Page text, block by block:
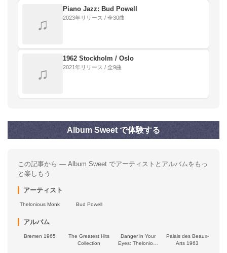
♫
Piano Jazz: Bud Powell
2023年リリース / 全30曲
♫
1962 Stockholm / Oslo
2021年リリース / 全9曲
Album Sweet で体験する
この記事から — Album Sweet でアーティストとアルバムをもっ
と楽しもう
アーティスト
Thelonious Monk Bud Powell
アルバム
Bremen 1965
The Greatest Hits
Collection
Danger in Your
Eyes: Thelonious
Palais des Beaux-
Arts 1963